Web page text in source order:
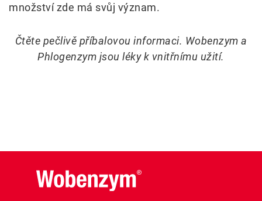
množství zde má svůj význam.
Čtěte pečlivě příbalovou informaci. Wobenzym a
Phlogenzym jsou léky k vnitřnímu užití.